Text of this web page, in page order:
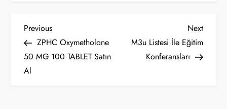
Y
a
z
Previous
Post
Previous
ZPHC Oxymetholone
50 MG 100 TABLET Satın
Al
Next
Post
Next
M3u Listesi İle Eğitim
Konferansları